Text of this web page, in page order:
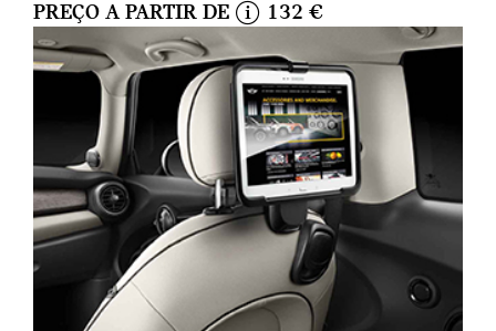
PREÇO A PARTIR DE
i
n
f
o
132 €